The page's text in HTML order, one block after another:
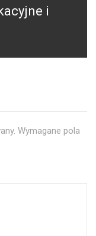
i
Wymagane pola